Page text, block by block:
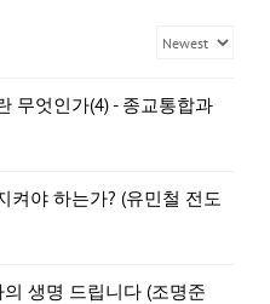
무엇인가(4) - 종교통합과
켜야 하는가? (유민철 전도
생명 드립니다 (조명준